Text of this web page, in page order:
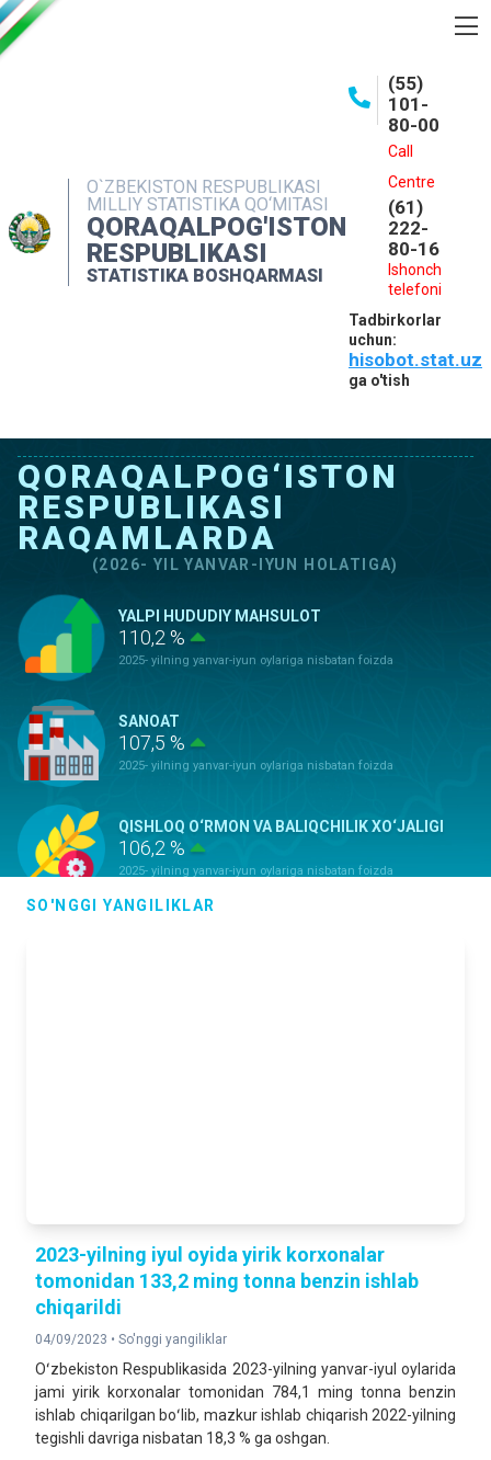
O`ZBEKISTON RESPUBLIKASI
MILLIY STATISTIKA QO‘MITASI
QORAQALPOG'ISTON
RESPUBLIKASI
STATISTIKA BOSHQARMASI
(55)
101-
80-00
Call
Centre
(61)
222-
80-16
Ishonch
telefoni
Tadbirkorlar
uchun:
hisobot.stat.uz
ga o'tish
INTERAKTIV XIZMATLAR
MATBUOT XIZMATI
MUROJAATLAR
QORAQALPOG‘ISTON
RESPUBLIKASI
RAQAMLARDA
(2026- YIL YANVAR-IYUN HOLATIGA)
YALPI HUDUDIY MAHSULOT
110,2 %
2025- yilning yanvar-iyun oylariga nisbatan foizda
SANOAT
107,5 %
2025- yilning yanvar-iyun oylariga nisbatan foizda
QISHLOQ O‘RMON VA BALIQCHILIK XO‘JALIGI
106,2 %
2025- yilning yanvar-iyun oylariga nisbatan foizda
YO‘LOVCHI AYLANMASI
105,1 %
2025- yilning yanvar-iyun oylariga nisbatan foizda
CHAKANA TOVAR AYLANMASI
128,8 %
2025- yilning yanvar-iyun oylariga nisbatan foizda
SO'NGGI YANGILIKLAR
2023-yilning iyul oyida yirik korxonalar
tomonidan 133,2 ming tonna benzin ishlab
chiqarildi
04/09/2023 • So'nggi yangiliklar
Oʻzbekiston Respublikasida 2023-yilning yanvar-iyul oylarida
jami yirik korxonalar tomonidan 784,1 ming tonna benzin
ishlab chiqarilgan boʻlib, mazkur ishlab chiqarish 2022-yilning
tegishli davriga nisbatan 18,3 % ga oshgan.